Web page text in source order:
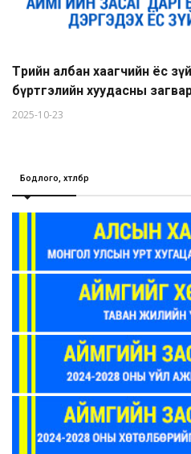
Төрийн албан хаагчийн ёс
бүртгэлийн хуудасны
2025-10-23
Бодлого, хөтөлбөр